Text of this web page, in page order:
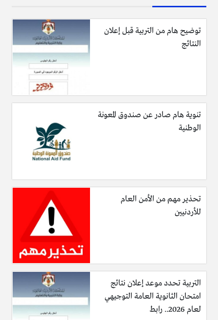
توضيح هام من التربية قبل إعلان
النتائج
تنوية هام صادر عن صندوق المعونة
الوطنية
تحذير مهم من الأمن العام
للأردنيين
التربية تحدد موعد إعلان نتائج
امتحان الثانوية العامة التوجيهي
لعام 2026.. رابط